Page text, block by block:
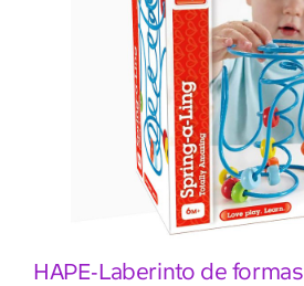
HAPE-Laberinto de formas